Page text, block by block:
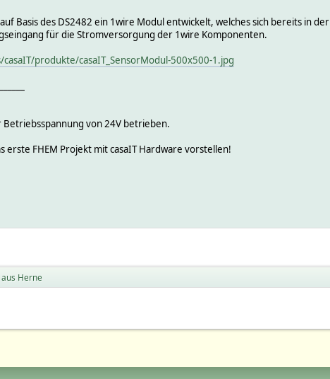
Basis des DS2482 ein 1wire Modul entwickelt, welches sich bereits in
für die Stromversorgung der 1wire Komponenten.
produkte/casaIT_SensorModul-500x500-1.jpg
von 24V betrieben.
erste FHEM Projekt mit casaIT Hardware vorstellen!
Herne